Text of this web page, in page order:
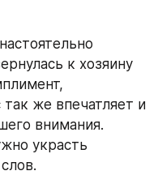
к хозяину
же впечатляет и
внимания.
украсть